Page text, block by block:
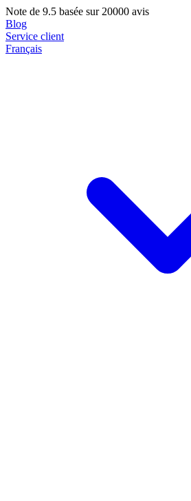
Note de 9.5 basée sur 20000 avis
Blog
Service client
Français